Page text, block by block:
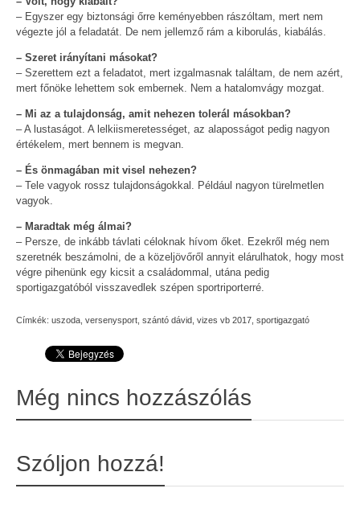
– Egyszer egy biztonsági őrre keményebben rászóltam, mert nem
végezte jól a feladatát. De nem jellemző rám a kiborulás, kiabálás.
– Szeret irányítani másokat?
– Szerettem ezt a feladatot, mert izgalmasnak találtam, de nem azért,
mert főnöke lehettem sok embernek. Nem a hatalomvágy mozgat.
– Mi az a tulajdonság, amit nehezen tolerál másokban?
– A lustaságot. A lelkiismeretességet, az alaposságot pedig nagyon
értékelem, mert bennem is megvan.
– És önmagában mit visel nehezen?
– Tele vagyok rossz tulajdonságokkal. Például nagyon türelmetlen
vagyok.
– Maradtak még álmai?
– Persze, de inkább távlati céloknak hívom őket. Ezekről még nem
szeretnék beszámolni, de a közeljövőről annyit elárulhatok, hogy most
végre pihenünk egy kicsit a családommal, utána pedig
sportigazgatóból visszavedlek szépen sportriporterré.
Címkék: uszoda versenysport szántó dávid vizes vb 2017 sportigazgató
Még nincs hozzászólás
Szóljon hozzá!